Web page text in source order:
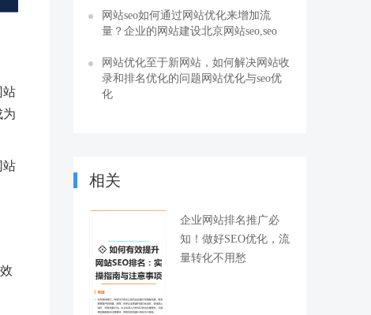
站
为
站
网站seo如何通过网站优化来增加流
量？企业的网站建设北京网站seo,seo
网站优化至于新网站，如何解决网站收
录和排名优化的问题网站优化与seo优
化
相关
企业网站排名推广必
知！做好SEO优化，流
量转化不用愁